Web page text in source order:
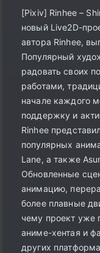
[Pixiv] Rinhee –
новый Live2D-
автора Rinhee,
Популярный
радовать своих
работами,
начале каждого
поддержку и
Rinhee
популярных
Lane, а также
Обновленные
анимацию,
более плавные
чему проект уже
аниме-хентая и
других